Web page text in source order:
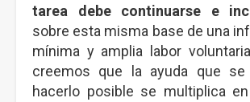
tarea debe continuarse e
sobre esta misma base de una
mínima y amplia labor
creemos que la ayuda que se
hacerlo posible se multiplica